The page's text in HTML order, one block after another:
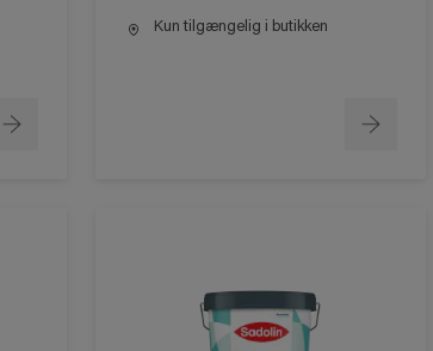
Kun tilgængelig i butikken